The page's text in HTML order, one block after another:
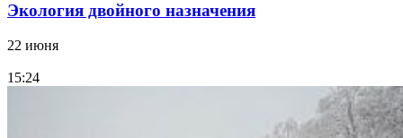
Экология двойного назначения
22 июня
15:24